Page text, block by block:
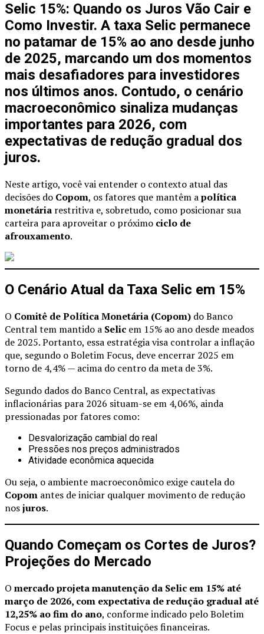
Selic 15%: Quando os Juros Vão Cair e
Como Investir. A taxa Selic permanece
no patamar de 15% ao ano desde junho
de 2025, marcando um dos momentos
mais desafiadores para investidores
nos últimos anos. Contudo, o cenário
macroeconômico sinaliza mudanças
importantes para 2026, com
expectativas de redução gradual dos
juros.
Neste artigo, você vai entender o contexto atual das
decisões do Copom, os fatores que mantêm apolítica
monetária restritiva e, sobretudo, como posicionar sua
carteira para aproveitar o próximo ciclo de
afrouxamento.
O Cenário Atual da Taxa Selic em 15%
O Comitê de Política Monetária (Copom) do Banco
Central tem mantido a Selic em 15% ao ano desde meados
de 2025. Portanto, essa estratégia visa controlar a inflação
que, segundo o Boletim Focus, deve encerrar 2025 em
torno de 4,4% — acima do centro da meta de 3%.
Segundo dados do Banco Central, as expectativas
inflacionárias para 2026 situam-se em 4,06%, ainda
pressionadas por fatores como:
Desvalorização cambial do real
Pressões nos preços administrados
Atividade econômica aquecida
Ou seja, o ambiente macroeconômico exige cautela do
Copom antes de iniciar qualquer movimento de redução
nosjuros.
Quando Começam os Cortes de Juros?
Projeções do Mercado
O mercado projeta manutenção da Selic em 15% até
março de 2026, com expectativa de redução gradual até
12,25% ao fim do ano, conforme indicado pelo Boletim
Focus e pelas principais instituições financeiras.